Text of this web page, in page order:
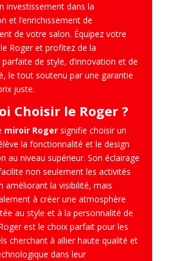
investissement dans la
et l’enrichissement de
de votre salon. Équipez votre
Roger et profitez de la
de style, d’innovation et de
le tout soutenu par une garantie
juste.
Choisir le Roger ?
miroir Rogersignifie choisir un
la fonctionnalité et le design
au niveau supérieur. Son éclairage
non seulement les activités
améliorant la visibilité, mais
à créer une atmosphère
au style et à la personnalité de
est le choix parfait pour les
cherchant à allier haute qualité et
dans leur